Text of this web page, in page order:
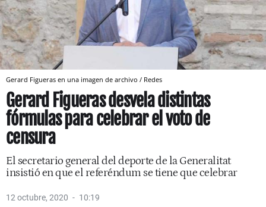
Gerard Figueras en una imagen de archivo / Redes
Gerard Figueras desvela distintas
fórmulas para celebrar el voto de
censura
El secretario general del deporte de la Generalitat
insistió en que el referéndum se tiene que celebrar
12 octubre, 2020 10:19